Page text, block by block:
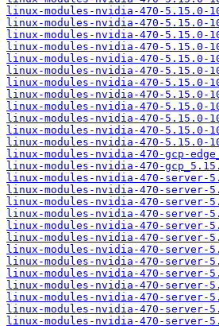
linux-modules-nvidia-470-5.15.0-
linux-modules-nvidia-470-5.15.0-
linux-modules-nvidia-470-5.15.0-
linux-modules-nvidia-470-5.15.0-
linux-modules-nvidia-470-5.15.0-
linux-modules-nvidia-470-5.15.0-
linux-modules-nvidia-470-5.15.0-
linux-modules-nvidia-470-5.15.0-
linux-modules-nvidia-470-5.15.0-
linux-modules-nvidia-470-5.15.0-
linux-modules-nvidia-470-5.15.0-
linux-modules-nvidia-470-5.15.0-
linux-modules-nvidia-470-gcp-
linux-modules-nvidia-470-
linux-modules-nvidia-470-server-
linux-modules-nvidia-470-server-
linux-modules-nvidia-470-server-
linux-modules-nvidia-470-server-
linux-modules-nvidia-470-server-
linux-modules-nvidia-470-server-
linux-modules-nvidia-470-server-
linux-modules-nvidia-470-server-
linux-modules-nvidia-470-server-
linux-modules-nvidia-470-server-
linux-modules-nvidia-470-server-
linux-modules-nvidia-470-server-
linux-modules-nvidia-470-server-